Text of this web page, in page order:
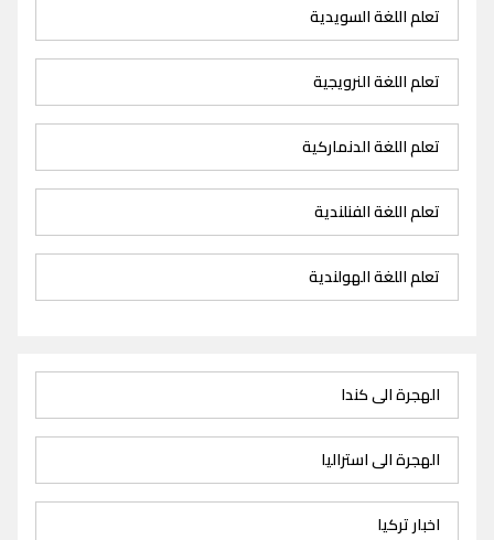
تعلم اللغة السويدية
تعلم اللغة النرويجية
تعلم اللغة الدنماركية
تعلم اللغة الفنلندية
تعلم اللغة الهولندية
الهجرة الى كندا
الهجرة الى استراليا
اخبار تركيا